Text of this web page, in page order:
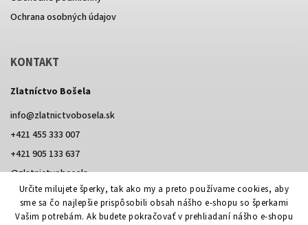
Určite milujete šperky, tak ako my a preto používame cookies, aby
sme sa čo najlepšie prispôsobili obsah nášho e-shopu so šperkami
Vašim potrebám. Ak budete pokračovať v prehliadaní nášho e-shopu
Ochrana osobných údajov
KONTAKT
Zlatníctvo Bošela
info@zlatnictvobosela.sk
+421 455 333 007
+421 905 133 637
@zlatnictvobosela
FacebookInstagram@zlatnictvobosela